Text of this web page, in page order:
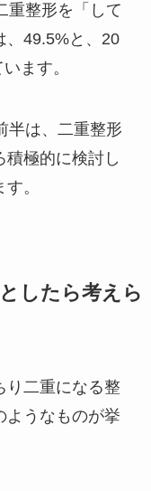
重整形を「して
、49.5%と、20
ます。
半は、二重整形
積極的に検討し
。
したら考えら
り二重になる整
ようなものが挙